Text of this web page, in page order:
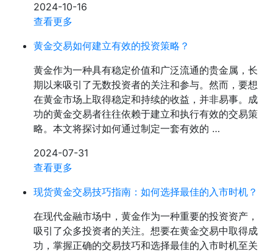
2024-10-16
查看更多
黄金交易如何建立有效的投资策略？
黄金作为一种具有稳定价值和广泛流通的贵金属，长
期以来吸引了无数投资者的关注和参与。然而，要想
在黄金市场上取得稳定和持续的收益，并非易事。成
功的黄金交易者往往依赖于建立和执行有效的交易策
略。本文将探讨如何通过制定一套有效的 …
2024-07-31
查看更多
现货黄金交易技巧指南：如何选择最佳的入市时机？
在现代金融市场中，黄金作为一种重要的投资资产，
吸引了众多投资者的关注。想要在黄金交易中取得成
功，掌握正确的交易技巧和选择最佳的入市时机至关